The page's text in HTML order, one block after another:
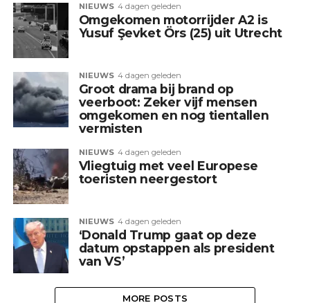
NIEUWS 4 dagen geleden
Omgekomen motorrijder A2 is
Yusuf Şevket Örs (25) uit Utrecht
NIEUWS 4 dagen geleden
Groot drama bij brand op
veerboot: Zeker vijf mensen
omgekomen en nog tientallen
vermisten
NIEUWS 4 dagen geleden
Vliegtuig met veel Europese
toeristen neergestort
NIEUWS 4 dagen geleden
‘Donald Trump gaat op deze
datum opstappen als president
van VS’
MORE POSTS